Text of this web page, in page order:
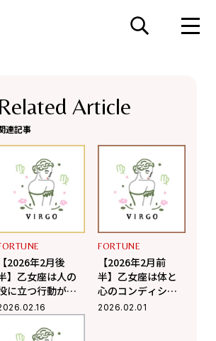
Related Article
連記事
【2026年2月後
】乙女座は人の
に立つ行動が運
を上昇させる
Love Me Doのポ
ジティブ星座占
FORTUNE
【2026年2月前
半】乙女座は体と
心のコンディショ
ンを整えて運気ア
2026.02.01